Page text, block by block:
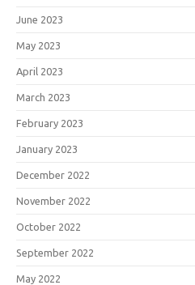
June 2023
May 2023
April 2023
March 2023
February 2023
January 2023
December 2022
November 2022
October 2022
September 2022
May 2022